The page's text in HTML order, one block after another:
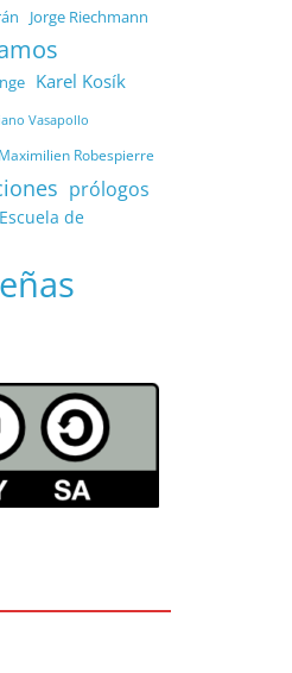
Jorge Riechmann
Karel Kosík
Vasapollo
Maximilien Robespierre
prólogos
de